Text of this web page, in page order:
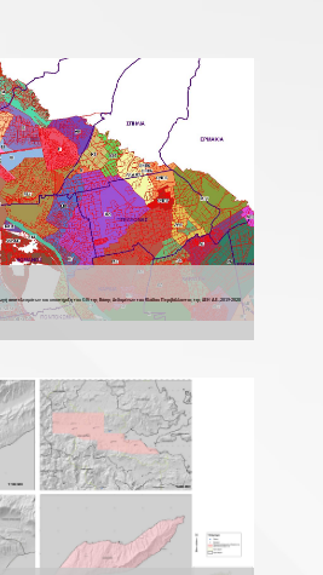
αποτελεσμάτων και υποστήριξη του GIS της Βάσης Δεδομένων του Κλάδου Περιβάλλοντος της ΔΕΗ Α.Ε.,2019-2020